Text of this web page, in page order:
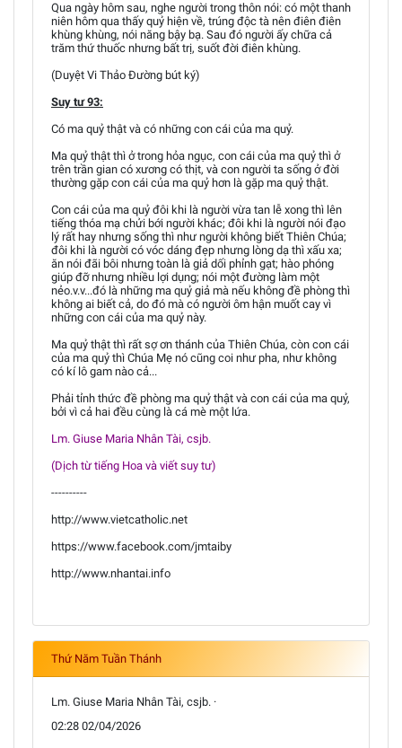
Qua ngày hôm sau, nghe người trong thôn nói: có một thanh
niên hôm qua thấy quỷ hiện về, trúng độc tà nên điên điên
khùng khùng, nói năng bậy bạ. Sau đó người ấy chữa cả
trăm thứ thuốc nhưng bất trị, suốt đời điên khùng.
(Duyệt Vi Thảo Đường bút ký)
Suy tư 93:
Có ma quỷ thật và có những con cái của ma quỷ.
Ma quỷ thật thì ở trong hỏa ngục, con cái của ma quỷ thì ở
trên trần gian có xương có thịt, và con người ta sống ở đời
thường gặp con cái của ma quỷ hơn là gặp ma quỷ thật.
Con cái của ma quỷ đôi khi là người vừa tan lễ xong thì lên
tiếng thóa mạ chửi bới người khác; đôi khi là người nói đạo
lý rất hay nhưng sống thì như người không biết Thiên Chúa;
đôi khi là người có vóc dáng đẹp nhưng lòng dạ thì xấu xa;
ăn nói đãi bôi nhưng toàn là giả dối phỉnh gạt; hào phóng
giúp đỡ nhưng nhiều lợi dụng; nói một đường làm một
nẻo.v.v...đó là những ma quỷ giả mà nếu không đề phòng thì
không ai biết cả, do đó mà có người ôm hận muốt cay vì
những con cái của ma quỷ này.
Ma quỷ thật thì rất sợ ơn thánh của Thiên Chúa, còn con cái
của ma quỷ thì Chúa Mẹ nó cũng coi như pha, như không
có kí lô gam nào cả...
Phải tỉnh thức đề phòng ma quỷ thật và con cái của ma quỷ,
bởi vì cả hai đều cùng là cá mè một lứa.
Lm. Giuse Maria Nhân Tài, csjb.
(Dịch từ tiếng Hoa và viết suy tư)
----------
http://www.vietcatholic.net
https://www.facebook.com/jmtaiby
http://www.nhantai.info
Thứ Năm Tuần Thánh
Lm. Giuse Maria Nhân Tài, csjb. ·
02:28 02/04/2026